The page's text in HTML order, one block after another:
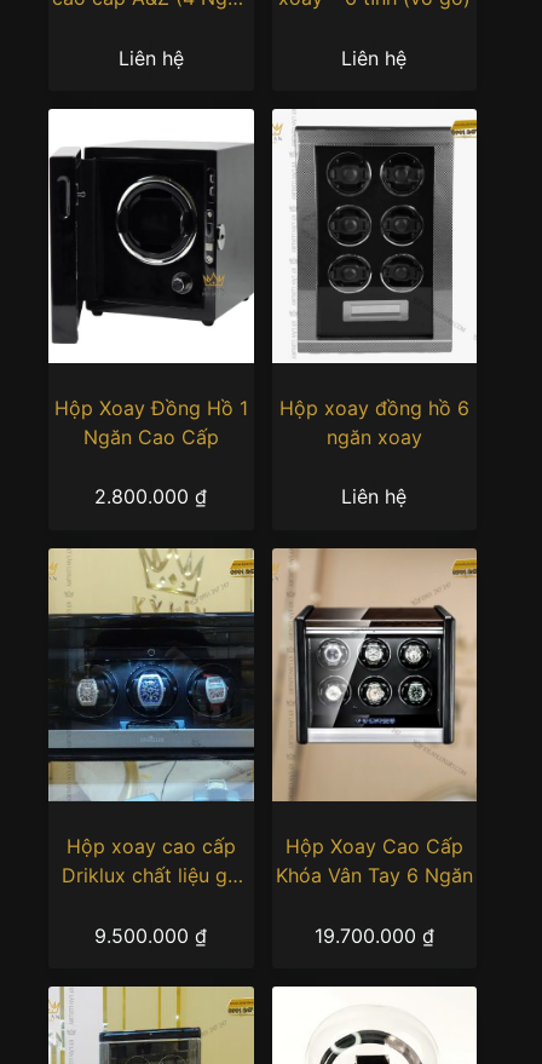
Liên hệ
Liên hệ
Hộp Xoay Đồng Hồ 1
Ngăn Cao Cấp
2.800.000₫
Hộp xoay đồng hồ 6
ngăn xoay
Liên hệ
Hộp xoay cao cấp
Driklux chất liệu gỗ
Microfiber T3BB
9.500.000₫
Hộp Xoay Cao Cấp
Khóa Vân Tay 6 Ngăn
19.700.000 ₫